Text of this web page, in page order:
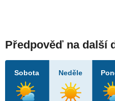
Předpověď na další
Sobota Neděle